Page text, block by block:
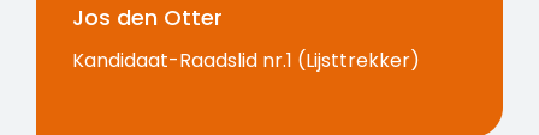
Jos den Otter
Kandidaat-Raadslid nr.1 (Lijsttrekker)